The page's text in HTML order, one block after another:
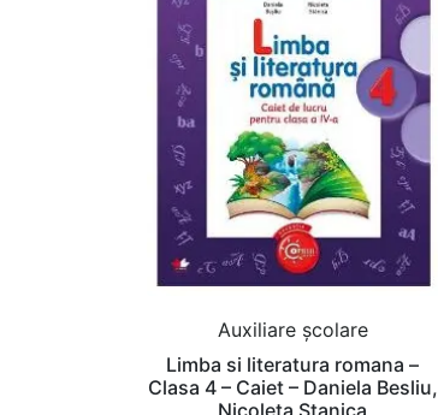
Auxiliare şcolare
Limba si literatura romana –
Clasa 4 – Caiet – Daniela Besliu,